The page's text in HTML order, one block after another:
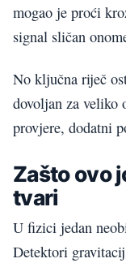
mogao je proći
signal sličan
No ključna riječ
dovoljan za veliko
provjere, dodatni
Zašto ovo
tvari
U fizici jedan
Detektori